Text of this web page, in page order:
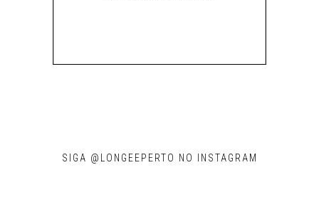
SIGA @LONGEEPERTO NO INSTAGRAM